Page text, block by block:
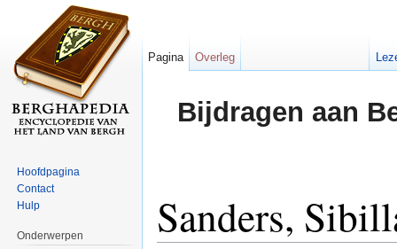
Bijdragen aan
Sanders,
Pagina Overleg
Hoofdpagina
Contact
Hulp
Onderwerpen